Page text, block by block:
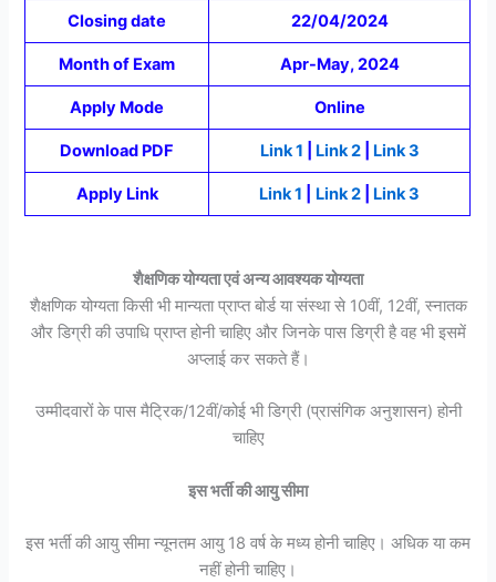
Closing date 22/04/2024
Month of Exam Apr-May, 2024
Apply Mode Online
Download PDF Link 1 Link 2| Link 3
Apply Link Link 1 Link 2 Link 3
शैक्षणिक योग्यता एवं अन्य आवश्यक योग्यता
शैक्षणिक योग्यता किसी भी मान्यता प्राप्त बोर्ड या संस्था से 10वीं, 12वीं, स्नातक
और डिग्री की उपाधि प्राप्त होनी चाहिए और जिनके पास डिग्री है वह भी इसमें
अप्लाई कर सकते हैं।
उम्मीदवारों के पास मैट्रिक/12वीं/कोई भी डिग्री (प्रासंगिक अनुशासन) होनी
चाहिए
इस भर्ती की आयु सीमा
इस भर्ती की आयु सीमा न्यूनतम आयु 18 वर्ष के मध्य होनी चाहिए। अधिक या कम
नहीं होनी चाहिए।